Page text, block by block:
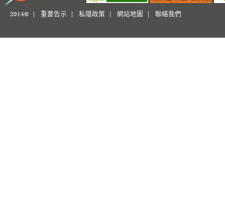
2014© | 重要告示 私隱政策 網站地圖 聯絡我們